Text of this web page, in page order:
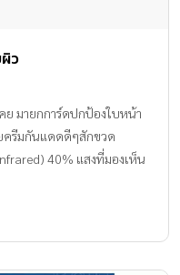
ว
ย มายกการ์ดปกป้องใบหน้า
ครีมกันแดดดีๆสักขวด
40% แสงที่มองเห็น
UVB และ UVC แต่โอโซน
ฉพาะ UVA90% และ